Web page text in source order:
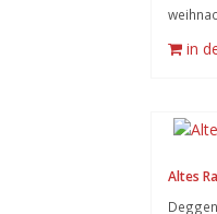
in
Altes